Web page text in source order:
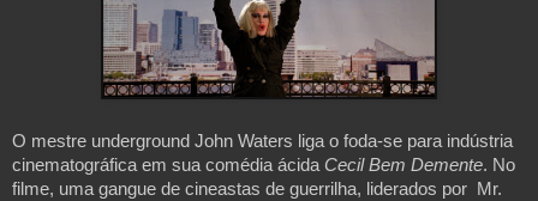
O mestre underground John Waters liga o foda-se para indústria
cinematográfica em sua comédia ácida Cecil Bem Demente. No
filme, uma gangue de cineastas de guerrilha, liderados por  Mr.